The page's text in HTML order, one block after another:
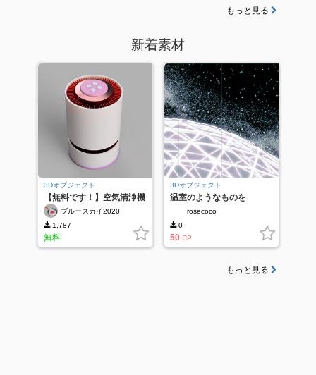
もっと見る
新着素材
3Dオブジェクト
【無料です！】空気清浄機
（女の子・子供向け）【感
謝】 ブルースカイ2020
1,787
無料
3Dオブジェクト
温室のようなものを
rosecoco
0
50 CP
もっと見る